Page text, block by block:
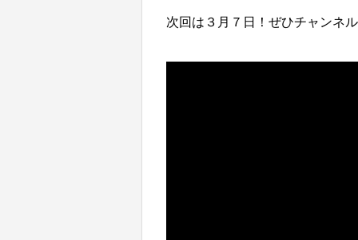
次回は３月７日！ぜひチャンネ